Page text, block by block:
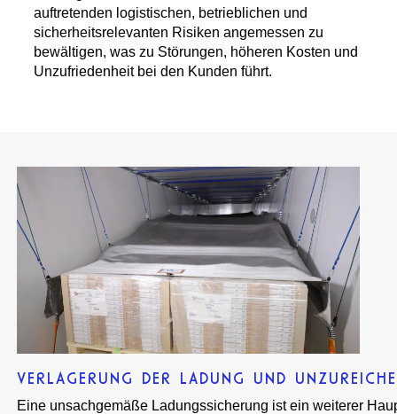
auftretenden logistischen, betrieblichen und
sicherheitsrelevanten Risiken angemessen zu
bewältigen, was zu Störungen, höheren Kosten und
Unzufriedenheit bei den Kunden führt.
VERLAGERUNG DER LADUNG UND
Eine unsachgemäße Ladungssicherung ist ein weiterer